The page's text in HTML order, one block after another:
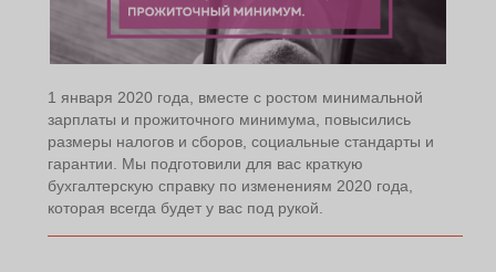
1 января 2020 года, вместе с ростом минимальной
зарплаты и прожиточного минимума, повысились
размеры налогов и сборов, социальные стандарты и
гарантии. Мы подготовили для вас краткую
бухгалтерскую справку по изменениям 2020 года,
которая всегда будет у вас под рукой.